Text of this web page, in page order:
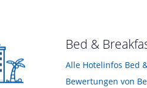
Bed &
Alle Hotelinfos Bed
Bewertungen von